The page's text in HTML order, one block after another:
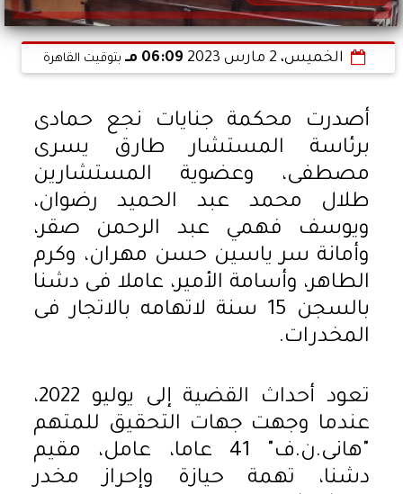
الخميس، 2 مارس 2023 06:09 مـ بتوقيت القاهرة
أصدرت محكمة جنايات نجع حمادى
برئاسة المستشار طارق يسرى
مصطفى، وعضوية المستشارين
طلال محمد عبد الحميد رضوان،
ويوسف فهمي عبد الرحمن صقر،
وأمانة سر ياسين حسن مهران، وكرم
الطاهر، وأسامة الأمير، عاملا فى دشنا
بالسجن 15 سنة لاتهامه بالاتجار فى
المخدرات.
تعود أحداث القضية إلى يوليو 2022،
عندما وجهت جهات التحقيق للمتهم
"هانى.ن.ف" 41 عاما، عامل، مقيم
دشنا، تهمة حيازة وإحراز مخدر